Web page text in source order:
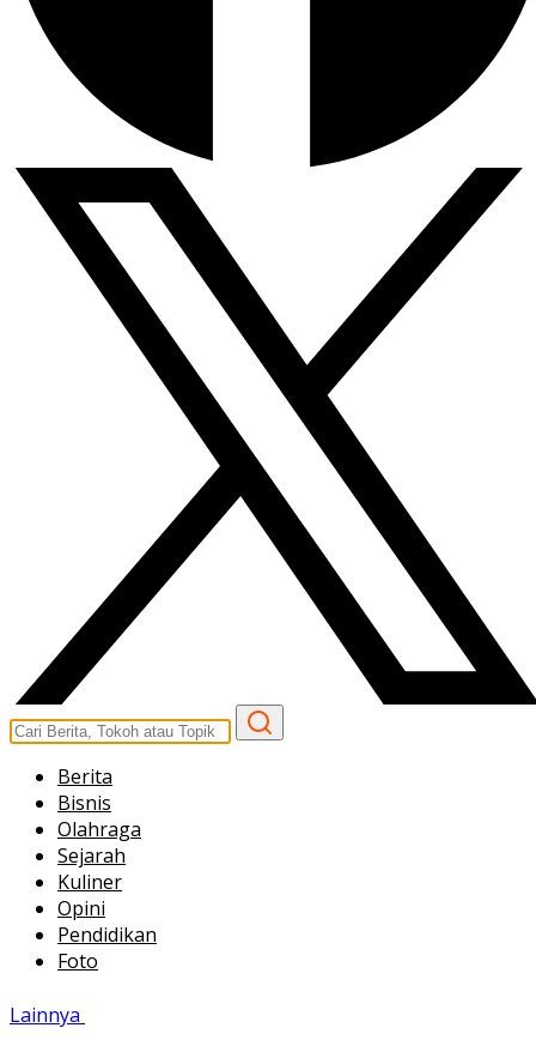
Berita
Bisnis
Olahraga
Sejarah
Kuliner
Opini
Pendidikan
Foto
Lainnya